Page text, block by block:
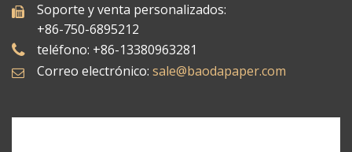
Soporte y venta personalizados:
+86-750-6895212
teléfono: +86-13380963281
Correo electrónico: sale@baodapaper.com​​​​​​​